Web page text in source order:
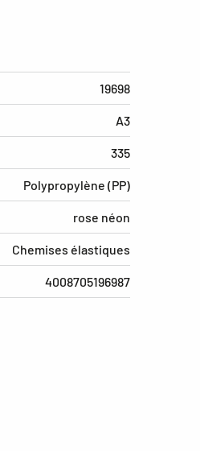
19698
A3
335
Polypropylène (PP)
rose néon
Chemises élastiques
4008705196987